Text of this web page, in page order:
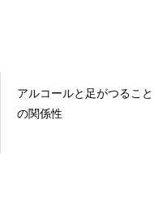
アルコールと足がつること
の関係性